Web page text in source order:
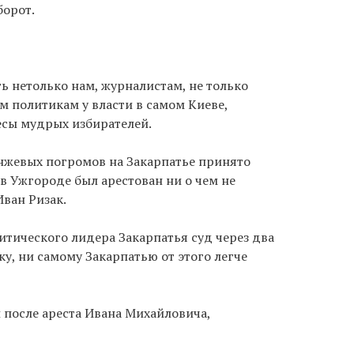
нетолько нам, журналистам, не только
политикам у власти в самом Киеве,
мудрых избирателей.
погромов на Закарпатье принято
Ужгороде был арестован ни о чем не
Ризак.
лидера Закарпатья суд через два
ни самому Закарпатью от этого легче
ареста Ивана Михайловича,